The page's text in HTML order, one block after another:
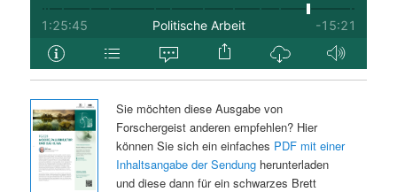
Sie möchten diese Ausgabe von
Forschergeist anderen empfehlen? Hier
können Sie sich ein einfaches PDF mit einer
Inhaltsangabe der Sendungherunterladen
und diese dann für ein schwarzes Brett